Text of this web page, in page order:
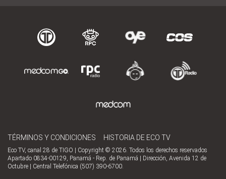
TÉRMINOS Y CONDICIONES HISTORIA DE ECO TV
Eco TV, canal 28 de TIGO | Copyright © 2026. Todos los derechos reservados
Apartado 0834-00129, Panamá - Rep. de Panamá | Dirección, Avenida 12 de
Octubre | Central Telefónica (507) 390-6700.